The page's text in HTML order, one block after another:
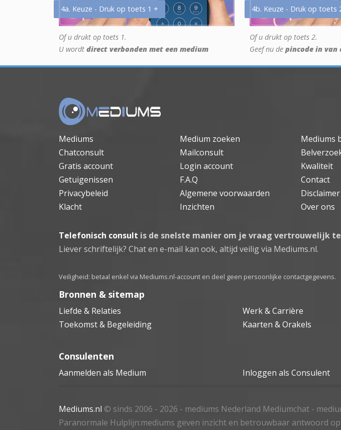
4a. Keuze - Druk op toets 1 +
Of u drukt op toets 1.
U wordt direct verbonden met een medium
4b. Keuze - Druk op toets
Of u drukt op toets 2.
Geef nu de pincode in van
Mediums Medium zoeken
Mediums
Chatconsult
Mailconsult
Gratis account
Login account
Kwaliteit
Getuigenissen
F.A.Q
Contact
Privacybeleid
Algemene voorwaarden
Disclaimer
Klacht
Inzichten Over ons
Telefonisch consult is de snelste manier om je vraag vertrouwelijk
Liever schriftelijk? Chat en e-mail kan ook, altijd veilig via Mediums.nl.
Veiligheid: betaal enkel via Mediums.nl-account en deel geen persoonlijke contactgegevens.
Bronnen & sitemap
Liefde & Relaties Werk & Carrière
Toekomst & Begeleiding
Kaarten & Orakels
Consulenten
Aanmelden als Medium Inloggen als Consulent
Mediums.nl © sinds 2006 - 2026 - mediums Nederland Mediumchat -
Paranormale Hulplijn:mediums geven inzicht en betrouwbaar antwoord